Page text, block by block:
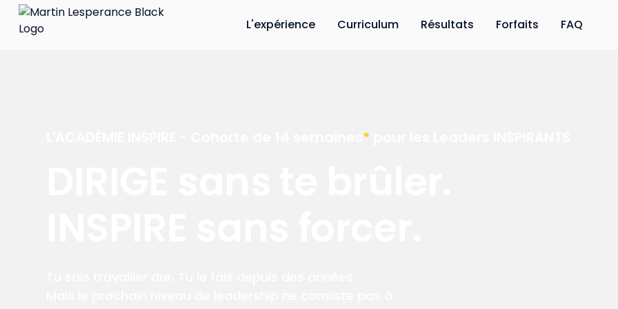
L'expérience Curriculum Résultats Forfaits FAQ
*